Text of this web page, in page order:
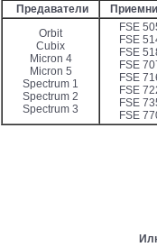
Предаватели
Orbit
Cubix
Micron 4
Micron 5
Spectrum 1
Spectrum 2
Spectrum 3
FSE
FSE
FSE
FSE
FSE
FSE
FSE
FSE